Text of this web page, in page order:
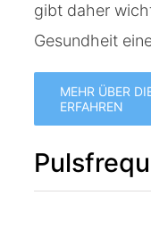
gibt daher
Gesundheit
MEHR ÜBER
ERFAHREN